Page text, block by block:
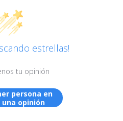
estrellas!
tu opinión
persona en
opinión